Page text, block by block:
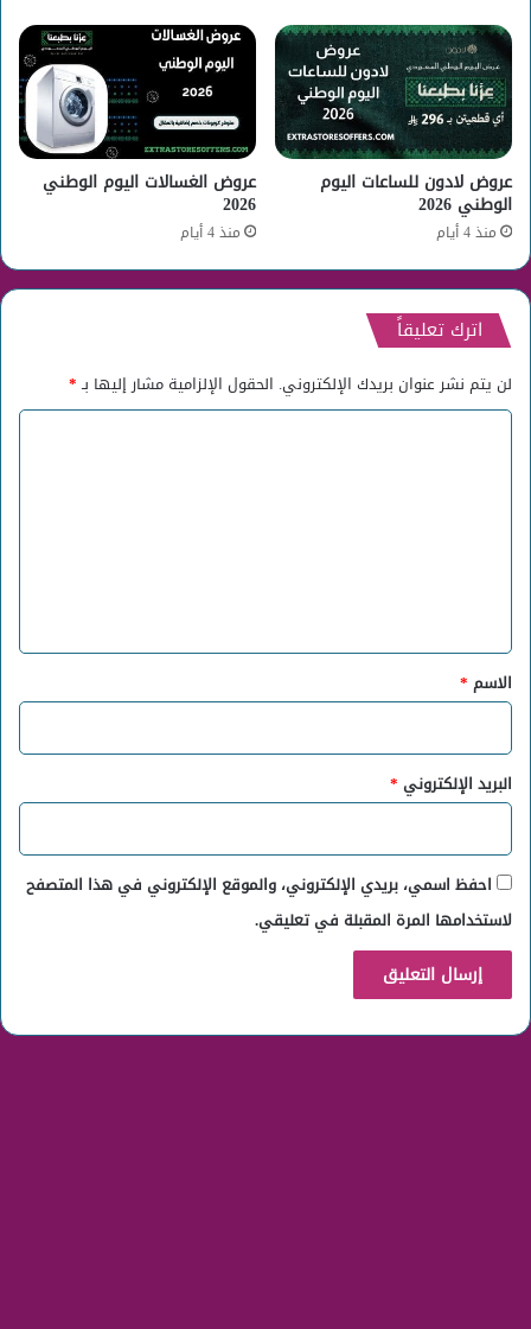
عروض لادون للساعات اليوم
الوطني 2026
منذ 4 أيام
عروض الغسالات اليوم الوطني
2026
منذ 4 أيام
اترك تعليقاً
لن يتم نشر عنوان بريدك الإلكتروني. الحقول الإلزامية مشار إليها بـ*
*
الاسم *
البريد الإلكتروني *
احفظ اسمي، بريدي الإلكتروني، والموقع الإلكتروني في هذا المتصفح
لاستخدامها المرة المقبلة في تعليقي.